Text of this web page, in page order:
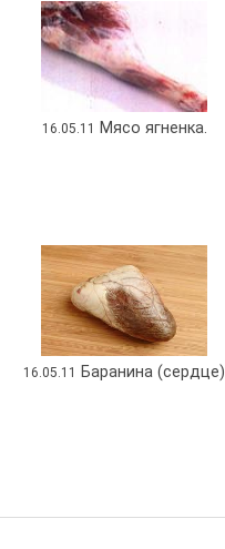
16.05.11 Мясо ягненка.
16.05.11 Баранина (сердце)